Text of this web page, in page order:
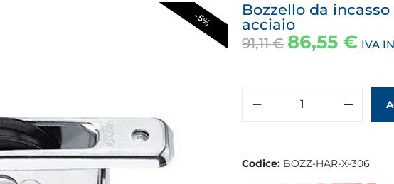
-5%
Bozzello da
acciaio
91,11€ 86,55 € IVA
Codice: BOZZ-HAR-X-306